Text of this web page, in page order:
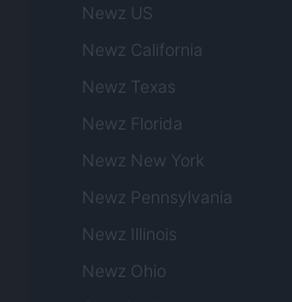
Newz US
Newz California
Newz Texas
Newz Florida
Newz New York
Newz Pennsylvania
Newz Illinois
Newz Ohio